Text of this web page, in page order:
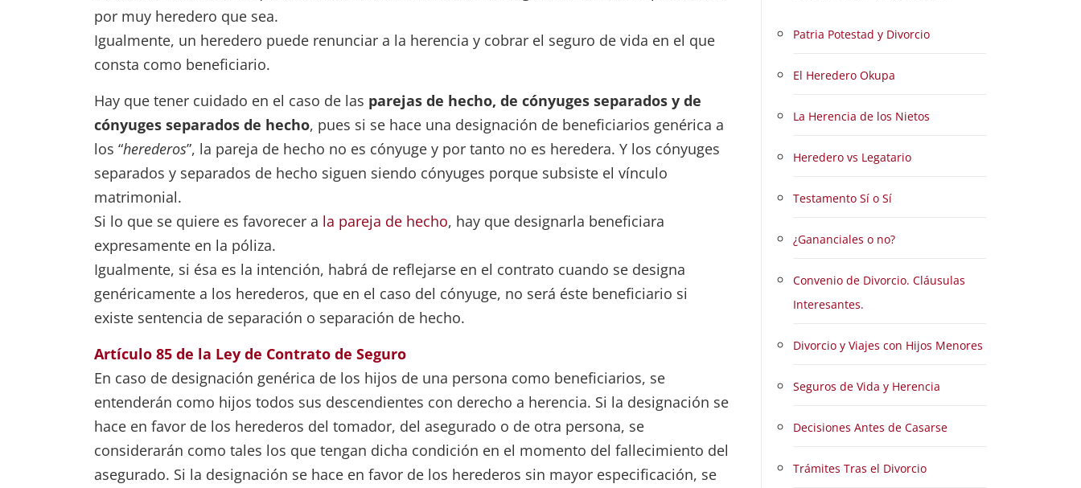
por muy heredero que sea.
Igualmente, un heredero puede renunciar a la herencia y cobrar el seguro de vida en el que
consta como beneficiario.
Hay que tener cuidado en el caso de las parejas de hecho, de cónyuges separados y de
cónyuges separados de hecho, pues si se hace una designación de beneficiarios genérica a
los “herederos”, la pareja de hecho no es cónyuge y por tanto no es heredera. Y los cónyuges
separados y separados de hecho siguen siendo cónyuges porque subsiste el vínculo
matrimonial.
Si lo que se quiere es favorecer a la pareja de hecho, hay que designarla beneficiara
expresamente en la póliza.
Igualmente, si ésa es la intención, habrá de reflejarse en el contrato cuando se designa
genéricamente a los herederos, que en el caso del cónyuge, no será éste beneficiario si
existe sentencia de separación o separación de hecho.
Artículo 85 de la Ley de Contrato de Seguro
En caso de designación genérica de los hijos de una persona como beneficiarios, se
entenderán como hijos todos sus descendientes con derecho a herencia. Si la designación se
hace en favor de los herederos del tomador, del asegurado o de otra persona, se
considerarán como tales los que tengan dicha condición en el momento del fallecimiento del
asegurado. Si la designación se hace en favor de los herederos sin mayor especificación, se
Patria Potestad y Divorcio
El Heredero Okupa
La Herencia de los Nietos
Heredero vs Legatario
Testamento Sí o Sí
¿Gananciales o no?
Convenio de Divorcio. Cláusulas
Interesantes.
Divorcio y Viajes con Hijos Menores
Seguros de Vida y Herencia
Decisiones Antes de Casarse
Trámites Tras el Divorcio